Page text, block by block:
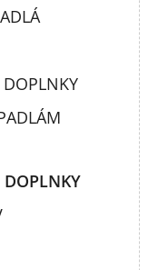
DOPLNKY
DOPLNKY